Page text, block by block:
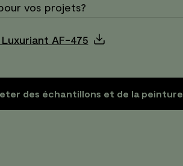
vos projets?
AF-475
des échantillons et de la peinture